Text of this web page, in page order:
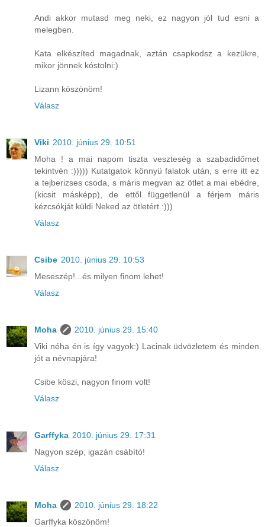
Andi akkor mutasd meg neki, ez nagyon jól tud esni a
melegben.
Kata elkészíted magadnak, aztán csapkodsz a kezükre,
mikor jönnek kóstolni:)
Lizann köszönöm!
Válasz
Viki 2010. június 29. 10:51
Moha ! a mai napom tiszta veszteség a szabadidőmet
tekintvén :))))) Kutatgatok könnyü falatok után, s erre itt ez
a tejberizses csoda, s máris megvan az ötlet a mai ebédre,
(kicsit másképp), de ettől függetlenül a férjem máris
kézcsókját küldi Neked az ötletért :)))
Válasz
Csibe 2010. június 29. 10:53
Meseszép!...és milyen finom lehet!
Válasz
Moha
2010. június 29. 15:40
Viki néha én is így vagyok:) Lacinak üdvözletem és minden
jót a névnapjára!
Csibe köszi, nagyon finom volt!
Válasz
Garffyka 2010. június 29. 17:31
Nagyon szép, igazán csábító!
Válasz
Moha
2010. június 29. 18:22
Garffyka köszönöm!